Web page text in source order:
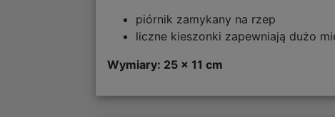
piórnik zamykany na rzep
liczne kieszonki zapewniają dużo
Wymiary: 25 x 11 cm